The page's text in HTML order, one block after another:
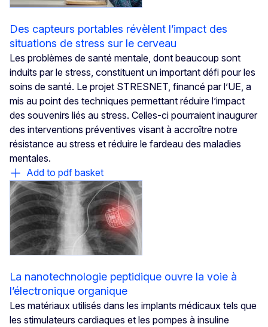
Des capteurs portables révèlent l’impact des
situations de stress sur le cerveau
Les problèmes de santé mentale, dont beaucoup sont
induits par le stress, constituent un important défi pour les
soins de santé. Le projet STRESNET, financé par l’UE, a
mis au point des techniques permettant réduire l’impact
des souvenirs liés au stress. Celles-ci pourraient inaugurer
des interventions préventives visant à accroître notre
résistance au stress et réduire le fardeau des maladies
mentales.
Add to pdf basket
La nanotechnologie peptidique ouvre la voie à
l’électronique organique
Les matériaux utilisés dans les implants médicaux tels que
les stimulateurs cardiaques et les pompes à insuline